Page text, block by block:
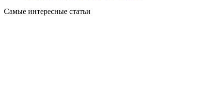
Самые интересные статьи